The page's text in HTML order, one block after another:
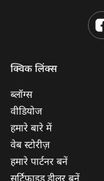
क्विक लिंक्स
ब्लॉग्स
वीडियोज
हमारे बारे में
वेब स्टोरीज़
हमारे पार्टनर बनें